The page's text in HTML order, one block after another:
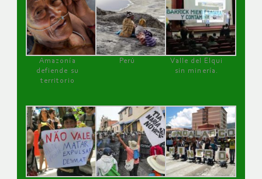
Amazonía
defiende su
territorio
Perú
Valle del Elqui
sin minería.